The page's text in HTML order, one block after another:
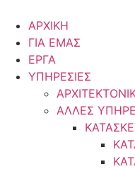
στο
περιεχόμενο
ΑΡΧΙΚΗ
ΓΙΑ ΕΜΑΣ
ΕΡΓΑ
ΥΠΗΡΕΣΙΕΣ
ΑΛΛΕΣ